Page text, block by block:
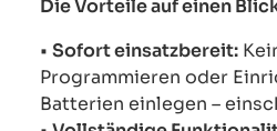
Die Vorteile auf einen
• Sofort einsatzbereit:
Programmieren oder
Batterien einlegen –